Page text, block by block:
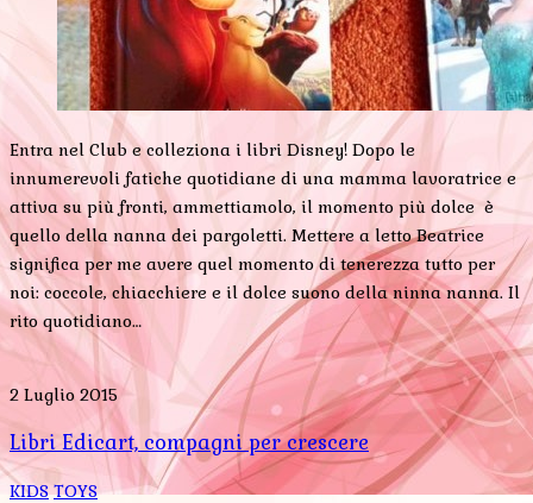
Entra nel Club e colleziona i libri Disney! Dopo le
innumerevoli fatiche quotidiane di una mamma lavoratrice e
attiva su più fronti, ammettiamolo, il momento più dolce è
quello della nanna dei pargoletti. Mettere a letto Beatrice
significa per me avere quel momento di tenerezza tutto per
noi: coccole, chiacchiere e il dolce suono della ninna nanna. Il
rito quotidiano…
2 Luglio 2015
Libri Edicart, compagni per crescere
KIDS TOYS